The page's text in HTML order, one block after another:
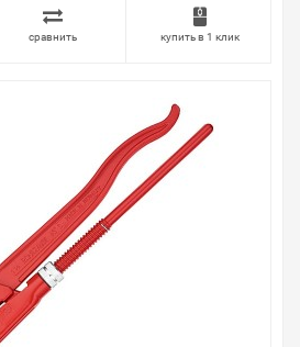
сравнить купить в 1 клик